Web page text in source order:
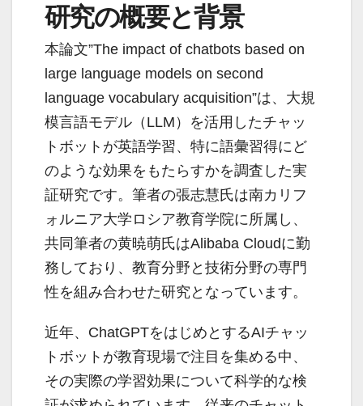
研究の概要と背景
本論文”The impact of chatbots based on
large language models on second
language vocabulary acquisition”は、大規
模言語モデル（LLM）を活用したチャッ
トボットが英語学習、特に語彙習得にど
のような効果をもたらすかを調査した実
証研究です。筆者の張志慧氏は南カリフ
ォルニア大学ロシア教育学院に所属し、
共同筆者の黄暁萌氏はAlibaba Cloudに勤
務しており、教育分野と技術分野の専門
性を組み合わせた研究となっています。
近年、ChatGPTをはじめとするAIチャッ
トボットが教育現場で注目を集める中、
その実際の学習効果について科学的な検